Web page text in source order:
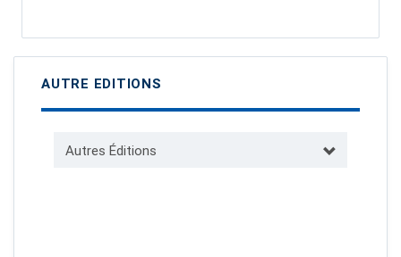
AUTRE EDITIONS
Autres Éditions